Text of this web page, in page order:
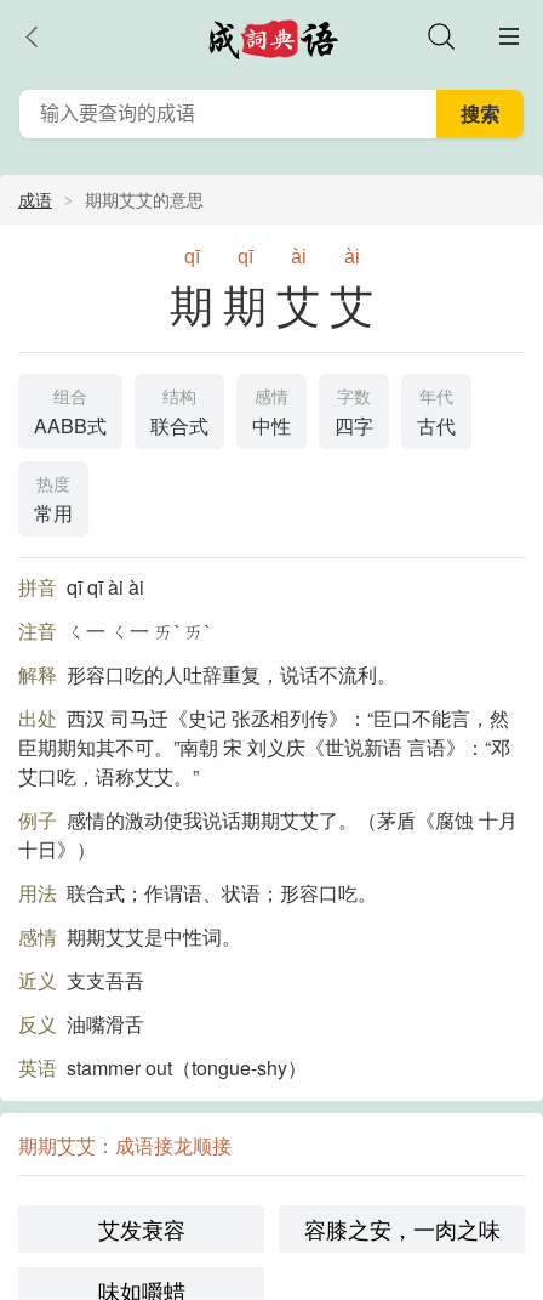
成语 期期艾艾的意思
qī qī ài ài
期期艾艾
组合
AABB式
结构
联合式
感情
中性
字数
四字
年代
古代
热度
常用
拼音 qī qī ài ài
注音 ㄑ一 ㄑ一 ㄞˋ ㄞˋ
解释 形容口吃的人吐辞重复，说话不流利。
出处 西汉 司马迁《史记 张丞相列传》：“臣口不能言，然
臣期期知其不可。”南朝 宋 刘义庆《世说新语 言语》：“邓
艾口吃，语称艾艾。”
例子 感情的激动使我说话期期艾艾了。（茅盾《腐蚀 十月
十日》）
用法 联合式；作谓语、状语；形容口吃。
感情 期期艾艾是中性词。
近义 支支吾吾
反义 油嘴滑舌
英语 stammer out（tongue-shy）
期期艾艾：成语接龙顺接
艾发衰容
容膝之安，一肉之味
味如嚼蜡